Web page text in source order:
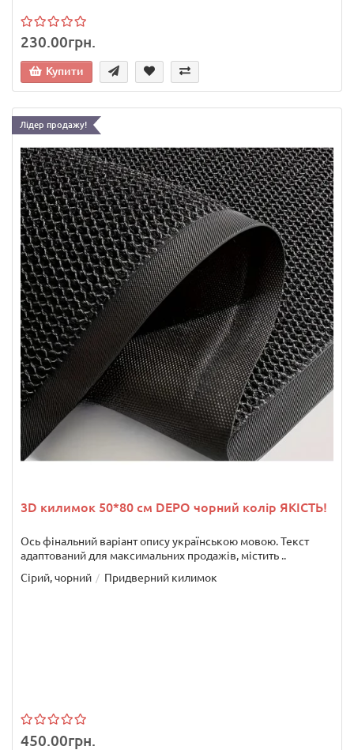
230.00грн.
Купити
Лідер продажу!
3D килимок 50*80 см DEPO чорний колір ЯКІСТЬ!
Ось фінальний варіант опису українською мовою. Текст
адаптований для максимальних продажів, містить ..
Сірий, чорний
Придверний килимок
450.00грн.